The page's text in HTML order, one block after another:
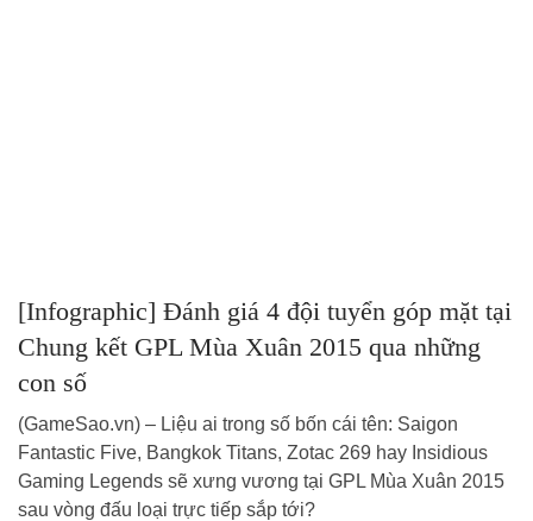
[Infographic] Đánh giá 4 đội tuyển góp mặt tại
Chung kết GPL Mùa Xuân 2015 qua những
con số
(GameSao.vn) – Liệu ai trong số bốn cái tên: Saigon
Fantastic Five, Bangkok Titans, Zotac 269 hay Insidious
Gaming Legends sẽ xưng vương tại GPL Mùa Xuân 2015
sau vòng đấu loại trực tiếp sắp tới?